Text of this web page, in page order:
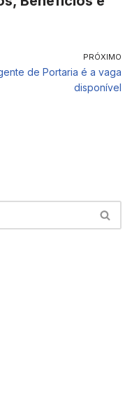
PRÓXIMO
de Portaria é a vaga
disponível